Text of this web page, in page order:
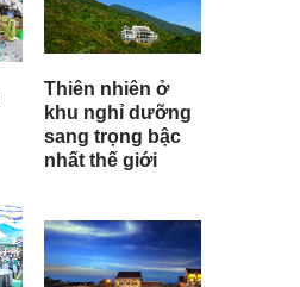
Thiên nhiên ở
khu nghỉ dưỡng
sang trọng bậc
nhất thế giới